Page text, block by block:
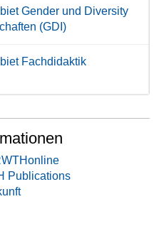
Gender und Diversity
(GDI)
Fachdidaktik
Publications